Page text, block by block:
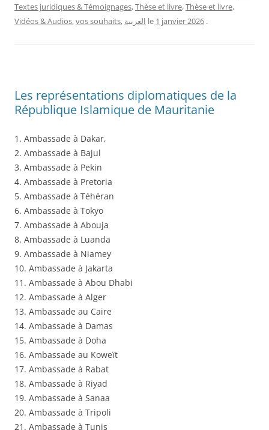
Textes juridiques & Témoignages,Thèse et livre,Thèse et livre,
Vidéos & Audios,vos souhaits, العربية le 1 janvier 2026 .
Les représentations diplomatiques de la
République Islamique de Mauritanie
1. Ambassade à Dakar,
2. Ambassade à Bajul
3. Ambassade à Pekin
4. Ambassade à Pretoria
5. Ambassade à Téhéran
6. Ambassade à Tokyo
7. Ambassade à Abouja
8. Ambassade à Luanda
9. Ambassade à Niamey
10. Ambassade à Jakarta
11. Ambassade à Abou Dhabi
12. Ambassade à Alger
13. Ambassade au Caire
14. Ambassade à Damas
15. Ambassade à Doha
16. Ambassade au Koweït
17. Ambassade à Rabat
18. Ambassade à Riyad
19. Ambassade à Sanaa
20. Ambassade à Tripoli
21. Ambassade à Tunis